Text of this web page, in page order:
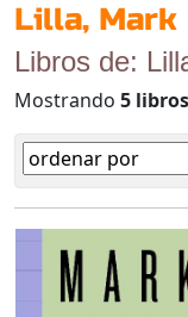
Lilla, Mark
Libros de:
Mostrando 5 libros